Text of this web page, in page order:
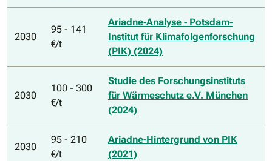
2030
95 - 141
€/t
Ariadne-Analyse - Potsdam-
Institut für Klimafolgenforschung
(PIK) (2024)
2030
100 - 300
€/t
Studie des Forschungsinstituts
für Wärmeschutz e.V. München
(2024)
2030
95 - 210
€/t
Ariadne-Hintergrund von PIK
(2021)